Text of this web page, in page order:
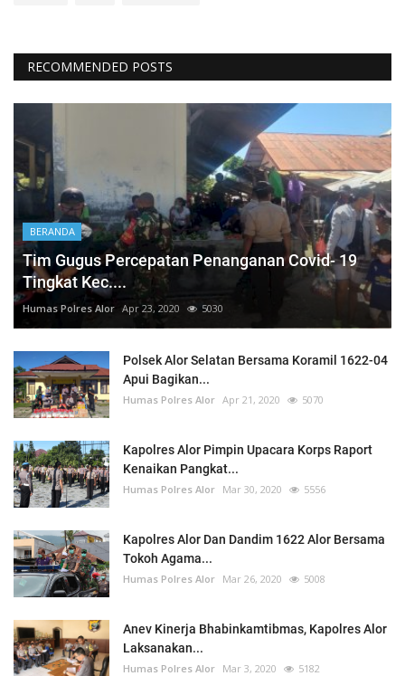
RECOMMENDED POSTS
BERANDA
Tim Gugus Percepatan Penanganan Covid- 19
Tingkat Kec....
Humas Polres Alor Apr 23, 2020 5030
Polsek Alor Selatan Bersama Koramil 1622-04
Apui Bagikan...
Humas Polres Alor Apr 21, 2020 5070
Kapolres Alor Pimpin Upacara Korps Raport
Kenaikan Pangkat...
Humas Polres Alor Mar 30, 2020 5556
Kapolres Alor Dan Dandim 1622 Alor Bersama
Tokoh Agama...
Humas Polres Alor Mar 26, 2020 5008
Anev Kinerja Bhabinkamtibmas, Kapolres Alor
Laksanakan...
Humas Polres Alor Mar 3, 2020 5182